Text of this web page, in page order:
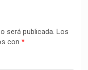
será publicada. Los
con *